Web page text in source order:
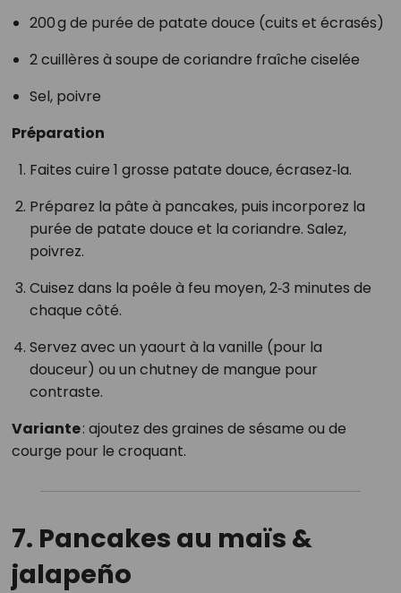
200 g de purée de patate douce (cuits et écrasés)
2 cuillères à soupe de coriandre fraîche ciselée
Sel, poivre
Préparation
Faites cuire 1 grosse patate douce, écrasez‑la.
Préparez la pâte à pancakes, puis incorporez la
purée de patate douce et la coriandre. Salez,
poivrez.
Cuisez dans la poêle à feu moyen, 2‑3 minutes de
chaque côté.
Servez avec un yaourt à la vanille (pour la
douceur) ou un chutney de mangue pour
contraste.
Variante: ajoutez des graines de sésame ou de
courge pour le croquant.
7. Pancakes au maïs &
jalapeño